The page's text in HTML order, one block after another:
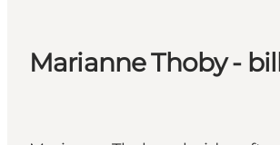
Marianne Thoby -